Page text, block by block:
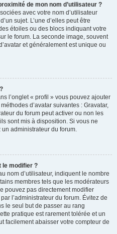
de mon nom d’utilisateur ?
avec votre nom d’utilisateur
sujet. L’une d’elles peut être
étoiles ou des blocs indiquant votre
le forum. La seconde image, souvent
et généralement est unique ou
l’onglet « profil » vous pouvez ajouter
d’avatar suivantes : Gravatar,
du forum peut activer ou non les
sont mis à disposition. Si vous ne
administrateur du forum.
le modifier ?
nom d’utilisateur, indiquent le nombre
membres tels que les modérateurs
pouvez pas directement modifier
l’administrateur du forum. Évitez de
le seul but de passer au rang
pratique est rarement tolérée et un
facilement abaisser votre compteur de